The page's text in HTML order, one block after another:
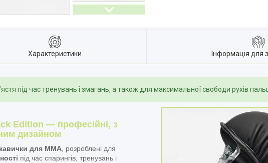
Характеристики Інформація для
під час тренувань і змагань, а також для максимальної свободи рухів
Edition — професійні, з
дизайном
для ММА , розроблені для
під час спарингів, тренувань і